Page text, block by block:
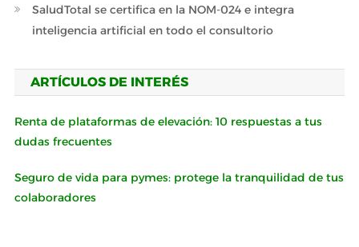
SaludTotal se certifica en la NOM-024 e integra
inteligencia artificial en todo el consultorio
ARTÍCULOS DE INTERÉS
Renta de plataformas de elevación: 10 respuestas a tus
dudas frecuentes
Seguro de vida para pymes: protege la tranquilidad de tus
colaboradores